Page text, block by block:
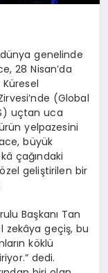
genelinde
28 Nisan’da
(Global
uçtan uca
yelpazesini
büyük
çağındaki
geliştirilen bir
Başkanı Tan
zekâya geçiş, bu
köklü
dedi.